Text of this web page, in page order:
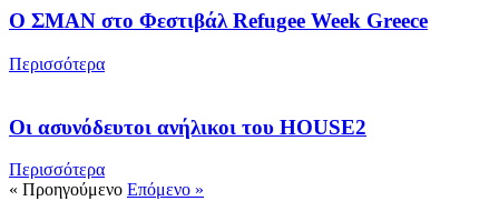
Ο ΣΜΑΝ στο Φεστιβάλ Refugee Week Greece
Περισσότερα
Οι ασυνόδευτοι ανήλικοι του HOUSE2
Περισσότερα
« Προηγούμενο Επόμενο »